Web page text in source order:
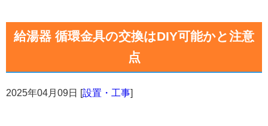
給湯器 循環金具の交換はDIY可能かと注意
点
2025年04月09日 設置・工事